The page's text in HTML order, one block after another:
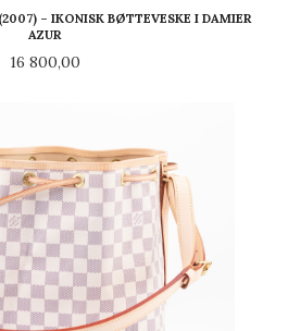
– IKONISK BØTTEVESKE I DAMIER
AZUR
Pris
16 800,00